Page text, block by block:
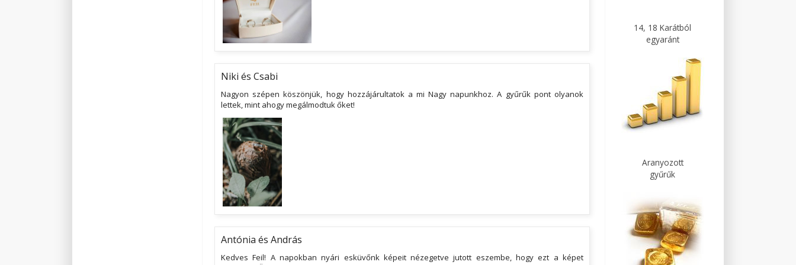
Niki és Csabi
Nagyon szépen köszönjük, hogy hozzájárultatok a mi Nagy napunkhoz. A gyűrűk pont olyanok
lettek, mint ahogy megálmodtuk őket!
Antónia és András
Kedves Feil! A napokban nyári esküvőnk képeit nézegetve jutott eszembe, hogy ezt a képet
14, 18 Karátból
egyaránt
Aranyozott
gyűrűk